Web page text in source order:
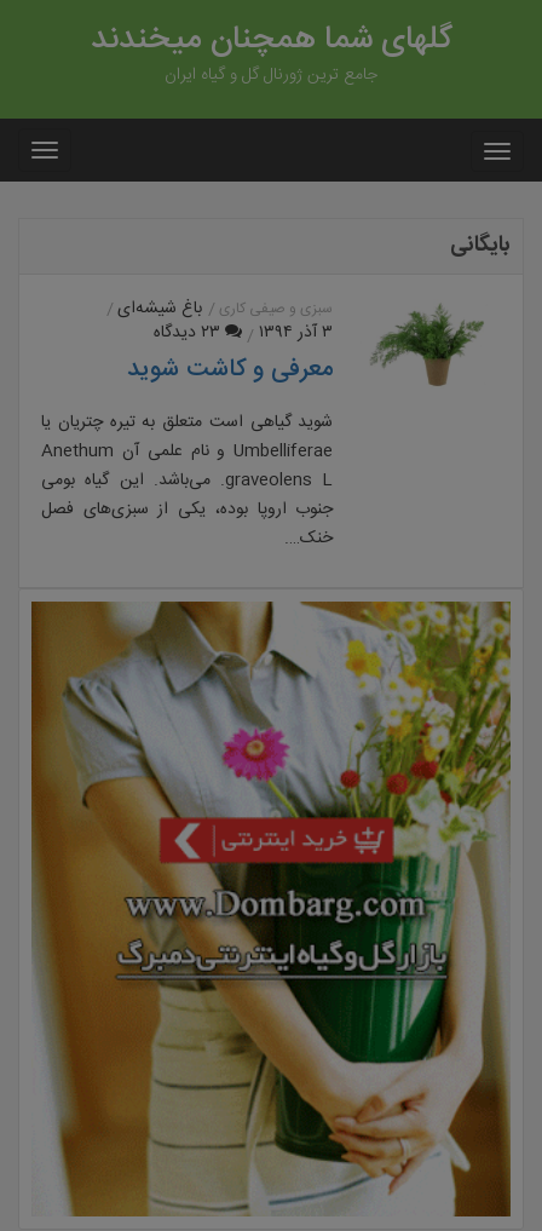
گلهای شما همچنان میخندند
جامع ترین ژورنال گل و گیاه ایران
بایگانی
سبزی و صیفی کاری
باغ شیشه‌ای
۳ آذر ۱۳۹۴
۲۳ دیدگاه
معرفی و کاشت شوید
شوید گیاهی است متعلق به تیره چتریان یا
Umbelliferae و نام علمی آن Anethum
graveolens L. می‌باشد. این گیاه بومی
جنوب اروپا بوده، یکی از سبزی‌های فصل
خنک….